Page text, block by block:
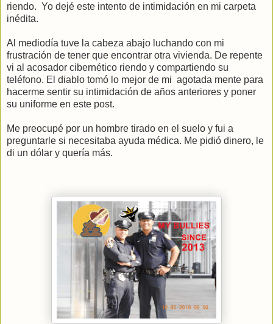
riendo. Yo dejé este intento de intimidación en mi carpeta
inédita.
Al mediodía tuve la cabeza abajo luchando con mi
frustración de tener que encontrar otra vivienda. De repente
vi al acosador cibernético riendo y compartiendo su
teléfono. El diablo tomó lo mejor de mi agotada mente para
hacerme sentir su intimidación de años anteriores y poner
su uniforme en este post.
Me preocupé por un hombre tirado en el suelo y fui a
preguntarle si necesitaba ayuda médica. Me pidió dinero, le
di un dólar y quería más.